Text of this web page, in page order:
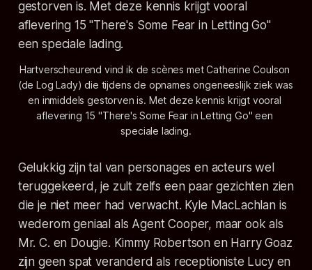
Hartverscheurend vind ik de scènes met Catherine Coulson
(de Log Lady) die tijdens de opnames ongeneeslijk ziek was
en inmiddels gestorven is. Met deze kennis krijgt vooral
aflevering 15 "There's Some Fear in Letting Go" een
speciale lading.
Gelukkig zijn tal van personages en acteurs wel
teruggekeerd, je zult zelfs een paar gezichten zien
die je niet meer had verwacht. Kyle MacLachlan is
wederom geniaal als Agent Cooper, maar ook als
Mr. C. en Dougie. Kimmy Robertson en Harry Goaz
zijn geen spat veranderd als receptioniste Lucy en